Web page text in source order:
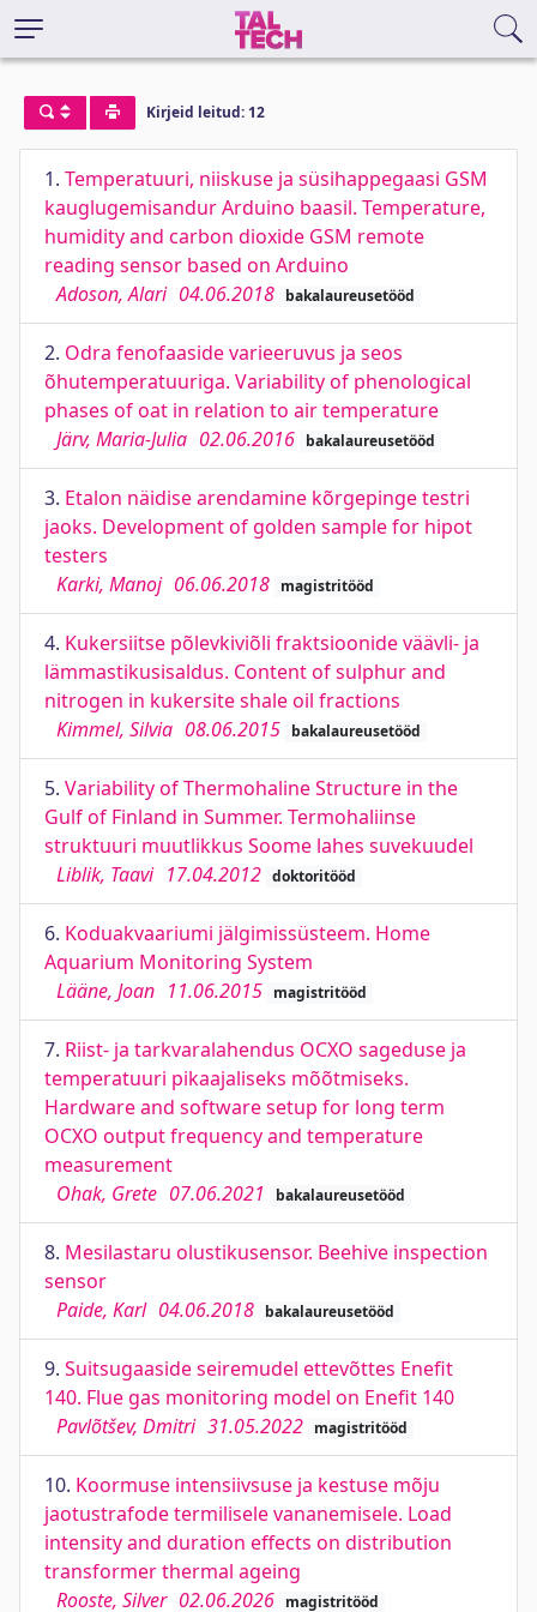
Kirjeid leitud: 12
1. Temperatuuri, niiskuse ja süsihappegaasi GSM
kauglugemisandur Arduino baasil. Temperature,
humidity and carbon dioxide GSM remote
reading sensor based on Arduino
Adoson, Alari 04.06.2018 bakalaureusetööd
2. Odra fenofaaside varieeruvus ja seos
õhutemperatuuriga. Variability of phenological
phases of oat in relation to air temperature
Järv, Maria-Julia 02.06.2016 bakalaureusetööd
3. Etalon näidise arendamine kõrgepinge testri
jaoks. Development of golden sample for hipot
testers
Karki, Manoj 06.06.2018 magistritööd
4. Kukersiitse põlevkiviõli fraktsioonide väävli- ja
lämmastikusisaldus. Content of sulphur and
nitrogen in kukersite shale oil fractions
Kimmel, Silvia 08.06.2015 bakalaureusetööd
5. Variability of Thermohaline Structure in the
Gulf of Finland in Summer. Termohaliinse
struktuuri muutlikkus Soome lahes suvekuudel
Liblik, Taavi 17.04.2012 doktoritööd
6. Koduakvaariumi jälgimissüsteem. Home
Aquarium Monitoring System
Lääne, Joan 11.06.2015 magistritööd
7. Riist- ja tarkvaralahendus OCXO sageduse ja
temperatuuri pikaajaliseks mõõtmiseks.
Hardware and software setup for long term
OCXO output frequency and temperature
measurement
Ohak, Grete 07.06.2021 bakalaureusetööd
8. Mesilastaru olustikusensor. Beehive inspection
sensor
Paide, Karl 04.06.2018 bakalaureusetööd
9. Suitsugaaside seiremudel ettevõttes Enefit
140. Flue gas monitoring model on Enefit 140
Pavlõtšev, Dmitri 31.05.2022 magistritööd
10. Koormuse intensiivsuse ja kestuse mõju
jaotustrafode termilisele vananemisele. Load
intensity and duration effects on distribution
transformer thermal ageing
Rooste, Silver 02.06.2026 magistritööd